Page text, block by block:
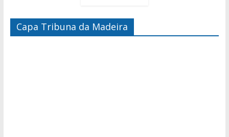
Capa Tribuna da Madeira